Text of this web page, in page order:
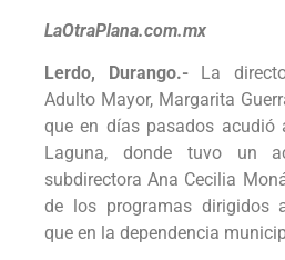
LaOtraPlana.com.mx
Lerdo, Durango.-
La
Adulto Mayor, Margarita
que en días pasados acudió
Laguna, donde tuvo un
subdirectora Ana Cecilia
de los programas dirigidos
que en la dependencia